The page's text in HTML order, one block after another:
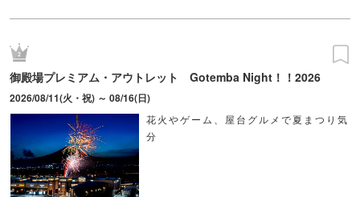
御殿場プレミアム・アウトレット Gotemba Night！！2026
2026/08/11(火・祝) ～ 08/16(日)
花火やゲーム、屋台グルメで夏まつり気
分